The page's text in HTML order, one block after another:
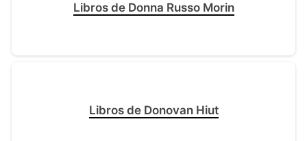
Libros de Donna Russo Morin
Libros de Donovan Hiut